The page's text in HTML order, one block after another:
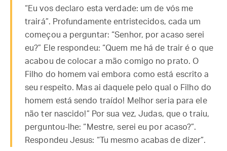
“Eu vos declaro esta verdade: um de vós me
trairá”. Profundamente entristecidos, cada um
começou a perguntar: “Senhor, por acaso serei
eu?” Ele respondeu: “Quem me há de trair é o que
acabou de colocar a mão comigo no prato. O
Filho do homem vai embora como está escrito a
seu respeito. Mas ai daquele pelo qual o Filho do
homem está sendo traído! Melhor seria para ele
não ter nascido!” Por sua vez, Judas, que o traiu,
perguntou-lhe: “Mestre, serei eu por acaso?”.
Respondeu Jesus: “Tu mesmo acabas de dizer”.